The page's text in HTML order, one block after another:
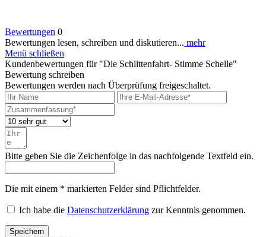
Bewertungen 0
Bewertungen lesen, schreiben und diskutieren... mehr
Menü schließen
Kundenbewertungen für "Die Schlittenfahrt- Stimme Schelle"
Bewertung schreiben
Bewertungen werden nach Überprüfung freigeschaltet.
Bitte geben Sie die Zeichenfolge in das nachfolgende Textfeld ein.
Die mit einem * markierten Felder sind Pflichtfelder.
Ich habe die Datenschutzerklärung zur Kenntnis genommen.
Speichern